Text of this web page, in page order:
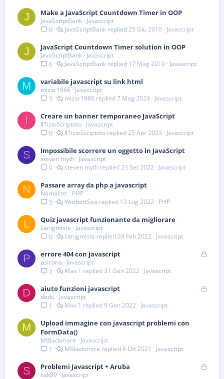
J Make a JavaScript Countdown Timer in OOP
JavaScriptBank Javascript
0
Javascript
25 Giu 2010
JavaScriptBank
J JavaScript Countdown Timer solution in OOP
JavaScriptBank Javascript
0
Javascript
17 Mag 2010
JavaScriptBank
M variabile javascript su link html
mizar1966
Javascript
5
Javascript
7 Mag 2024
mizar1966
I Creare un banner temporaneo JavaScript
IlTizioScriptato Javascript
0
Javascript
25 Apr 2023
IlTizioScriptato
S Impossibile scorrere un oggetto in JavaScript
steven myth Javascript
0
Javascript
23 Set 2022
steven myth
N Passare array da php a javascript
Namaste!
PHP
5
PHP
13 Lug 2022
WmbertSea
L Quiz javascript funzionante da migliorare
Lenigmista
Javascript
0
Javascript
24 Feb 2022
Lenigmista
P
B
c
errore 404 con javascript
psicona
Javascript
2
Javascript
31 Gen 2022
Max 1
D
B
aiuto funzioni javascript
dedu Javascript
1
Javascript
9 Gen 2022
Max 1
M
Upload immagine con javascript problemi con
FormData()
MBlackmore
Javascript
1
Javascript
6 Ott 2021
MBlackmore
S
B
Problemi Javascript + Aruba
sak89
Javascript